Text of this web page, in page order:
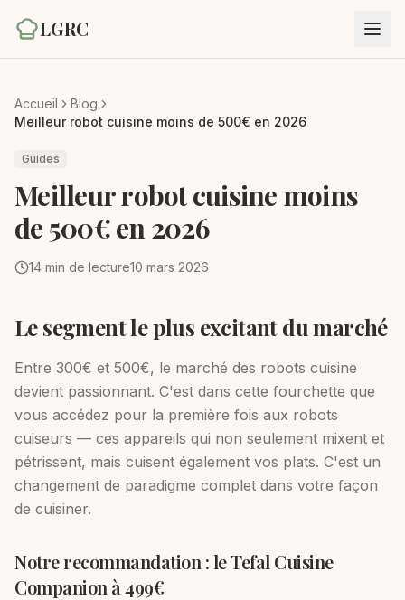
LGRC
Accueil
Blog
Meilleur robot cuisine moins de 500€ en 2026
Guides
Meilleur robot cuisine moins
de 500€ en 2026
14 min de lecture10 mars 2026
Le segment le plus excitant du marché
Entre 300€ et 500€, le marché des robots cuisine
devient passionnant. C'est dans cette fourchette que
vous accédez pour la première fois aux robots
cuiseurs — ces appareils qui non seulement mixent et
pétrissent, mais cuisent également vos plats. C'est un
changement de paradigme complet dans votre façon
de cuisiner.
Notre recommandation : le Tefal Cuisine
Companion à 499€